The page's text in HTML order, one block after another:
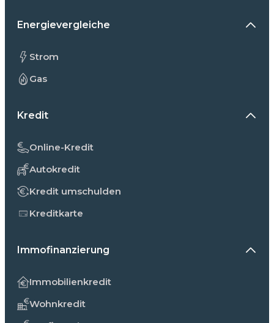
Energievergleiche
Strom
Gas
Kredit
Online-Kredit
Autokredit
Kredit umschulden
Kreditkarte
Immofinanzierung
Immobilienkredit
Wohnkredit